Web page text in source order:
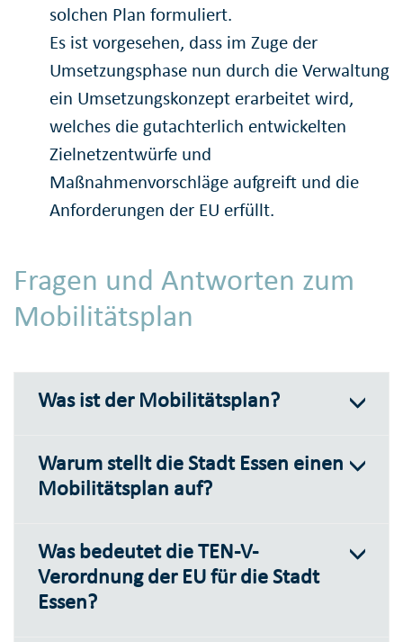
solchen Plan formuliert.
Es ist vorgesehen, dass im Zuge der
Umsetzungsphase nun durch die Verwaltung
ein Umsetzungskonzept erarbeitet wird,
welches die gutachterlich entwickelten
Zielnetzentwürfe und
Maßnahmenvorschläge aufgreift und die
Anforderungen der EU erfüllt.
Fragen und Antworten zum
Mobilitätsplan
Was ist der Mobilitätsplan?
Warum stellt die Stadt Essen einen
Mobilitätsplan auf?
Was bedeutet die TEN-V-
Verordnung der EU für die Stadt
Essen?